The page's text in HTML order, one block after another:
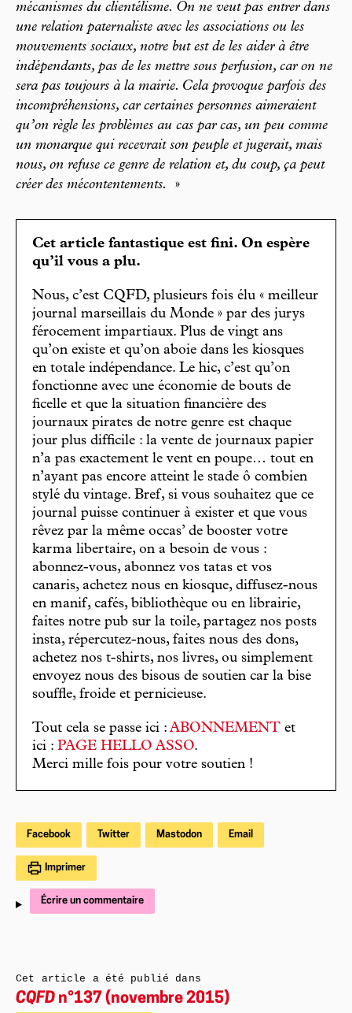
mécanismes du clientélisme. On ne veut pas entrer dans
une relation paternaliste avec les associations ou les
mouvements sociaux, notre but est de les aider à être
indépendants, pas de les mettre sous perfusion, car on ne
sera pas toujours à la mairie. Cela provoque parfois des
incompréhensions, car certaines personnes aimeraient
qu’on règle les problèmes au cas par cas, un peu comme
un monarque qui recevrait son peuple et jugerait, mais
nous, on refuse ce genre de relation et, du coup, ça peut
créer des mécontentements.
»
Cet article fantastique est fini. On espère
qu’il vous a plu.
Nous, c’est CQFD, plusieurs fois élu « meilleur
journal marseillais du Monde » par des jurys
férocement impartiaux. Plus de vingt ans
qu’on existe et qu’on aboie dans les kiosques
en totale indépendance. Le hic, c’est qu’on
fonctionne avec une économie de bouts de
ficelle et que la situation financière des
journaux pirates de notre genre est chaque
jour plus difficile : la vente de journaux papier
n’a pas exactement le vent en poupe… tout en
n’ayant pas encore atteint le stade ô combien
stylé du vintage. Bref, si vous souhaitez que ce
journal puisse continuer à exister et que vous
rêvez par la même occas’ de booster votre
karma libertaire, on a besoin de vous :
abonnez-vous, abonnez vos tatas et vos
canaris, achetez nous en kiosque, diffusez-nous
en manif, cafés, bibliothèque ou en librairie,
faites notre pub sur la toile, partagez nos posts
insta, répercutez-nous, faites nous des dons,
achetez nos t-shirts, nos livres, ou simplement
envoyez nous des bisous de soutien car la bise
souffle, froide et pernicieuse.
Tout cela se passe ici : ABONNEMENT et
ici : PAGE HELLO ASSO.
Merci mille fois pour votre soutien !
Facebook Twitter Mastodon Email
Imprimer
Écrire un commentaire
Cet article a été publié dans
CQFD n°137 (novembre 2015)